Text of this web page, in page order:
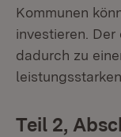
Kommunen
investieren.
dadurch zu
Teil 2,